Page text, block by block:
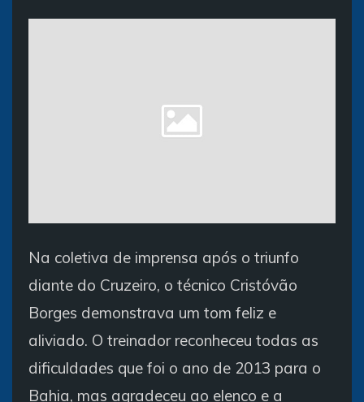
Na coletiva de imprensa após o triunfo
diante do Cruzeiro, o técnico Cristóvão
Borges demonstrava um tom feliz e
aliviado. O treinador reconheceu todas as
dificuldades que foi o ano de 2013 para o
Bahia, mas agradeceu ao elenco e a